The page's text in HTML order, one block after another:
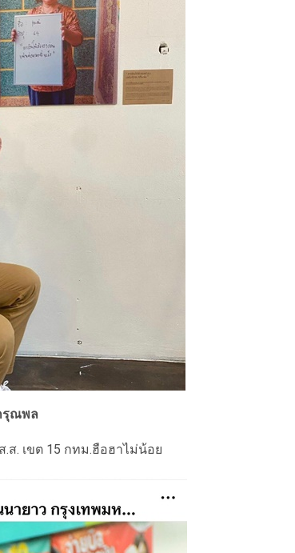
รุณพล
ส. เขต 15 กทม.ฮือฮาไม่น้อย